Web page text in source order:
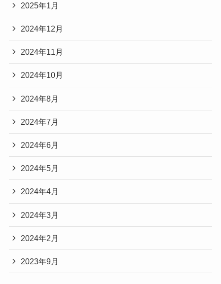
2025年1月
2024年12月
2024年11月
2024年10月
2024年8月
2024年7月
2024年6月
2024年5月
2024年4月
2024年3月
2024年2月
2023年9月